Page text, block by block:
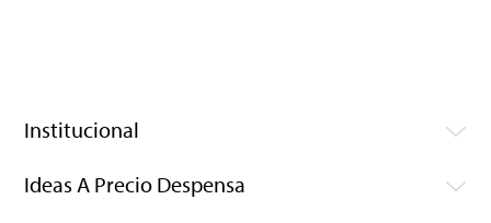
Institucional
Ideas A Precio Despensa